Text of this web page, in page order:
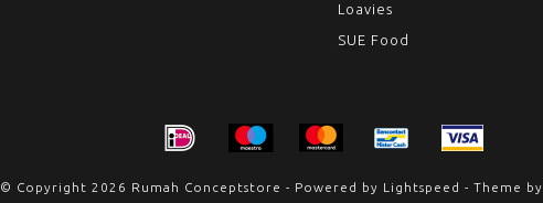
Loavies
SUE Food
© Copyright 2026 Rumah Conceptstore - Powered by Lightspeed - Theme by